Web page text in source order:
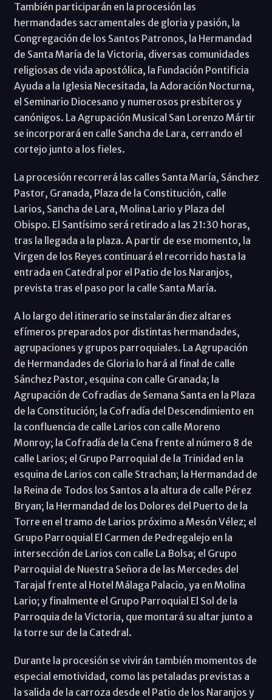
También participarán en la procesión las
hermandades sacramentales de gloria y pasión, la
Congregación de los Santos Patronos, la Hermandad
de Santa María de la Victoria, diversas comunidades
religiosas de vida apostólica, la Fundación Pontificia
Ayuda a la Iglesia Necesitada, la Adoración Nocturna,
el Seminario Diocesano y numerosos presbíteros y
canónigos. La Agrupación Musical San Lorenzo Mártir
se incorporará en calle Sancha de Lara, cerrando el
cortejo junto a los fieles.
La procesión recorrerá las calles Santa María, Sánchez
Pastor, Granada, Plaza de la Constitución, calle
Larios, Sancha de Lara, Molina Lario y Plaza del
Obispo. El Santísimo será retirado a las 21:30 horas,
tras la llegada a la plaza. A partir de ese momento, la
Virgen de los Reyes continuará el recorrido hasta la
entrada en Catedral por el Patio de los Naranjos,
prevista tras el paso por la calle Santa María.
A lo largo del itinerario se instalarán diez altares
efímeros preparados por distintas hermandades,
agrupaciones y grupos parroquiales. La Agrupación
de Hermandades de Gloria lo hará al final de calle
Sánchez Pastor, esquina con calle Granada; la
Agrupación de Cofradías de Semana Santa en la Plaza
de la Constitución; la Cofradía del Descendimiento en
la confluencia de calle Larios con calle Moreno
Monroy; la Cofradía de la Cena frente al número 8 de
calle Larios; el Grupo Parroquial de la Trinidad en la
esquina de Larios con calle Strachan; la Hermandad de
la Reina de Todos los Santos a la altura de calle Pérez
Bryan; la Hermandad de los Dolores del Puerto de la
Torre en el tramo de Larios próximo a Mesón Vélez; el
Grupo Parroquial El Carmen de Pedregalejo en la
intersección de Larios con calle La Bolsa; el Grupo
Parroquial de Nuestra Señora de las Mercedes del
Tarajal frente al Hotel Málaga Palacio, ya en Molina
Lario; y finalmente el Grupo Parroquial El Sol de la
Parroquia de la Victoria, que montará su altar junto a
la torre sur de la Catedral.
Durante la procesión se vivirán también momentos de
especial emotividad, como las petaladas previstas a
la salida de la carroza desde el Patio de los Naranjos y